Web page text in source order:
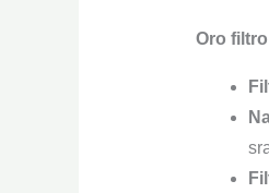
Oro